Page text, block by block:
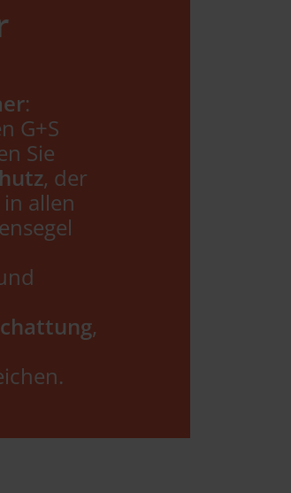
:
G+S
Sie
, der
allen
,